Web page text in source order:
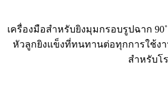
เครื่องมือสำหรับยิงมุมกรอบรูปฉาก
หัวลูกยิงแข็งที่ทนทานต่อทุกการใช้ง
สำหรับโ